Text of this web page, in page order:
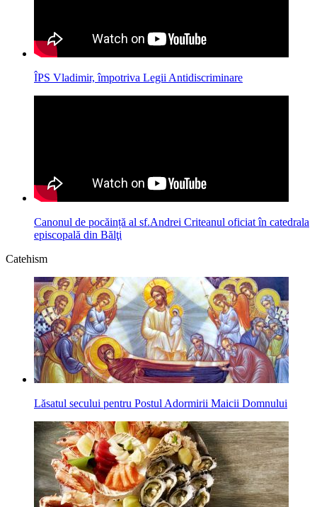
ÎPS Vladimir, împotriva Legii Antidiscriminare
Canonul de pocăință al sf.Andrei Criteanul oficiat în catedrala
episcopală din Bălţi
Catehism
Lăsatul secului pentru Postul Adormirii Maicii Domnului